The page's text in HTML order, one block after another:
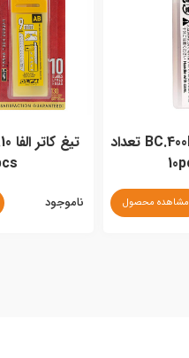
تیغ کاتر ان تی BC.400P تعداد
مشاهده محصول ناموجود